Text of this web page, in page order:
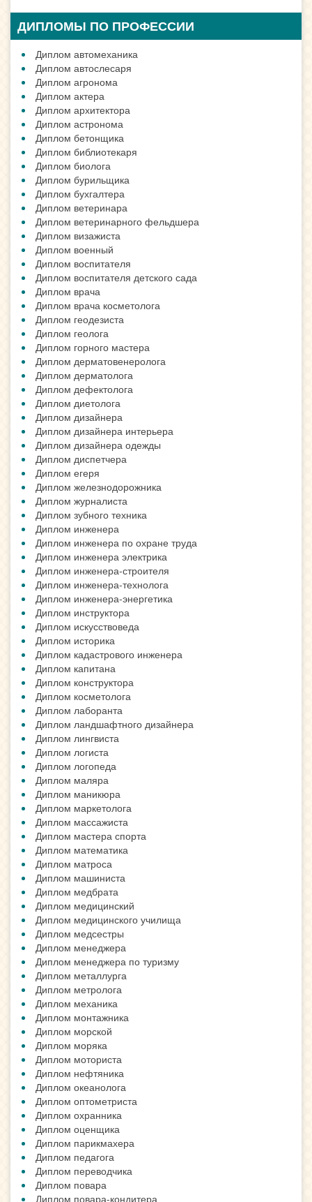
ДИПЛОМЫ ПО ПРОФЕССИИ
Диплом автомеханика
Диплом автослесаря
Диплом агронома
Диплом актера
Диплом архитектора
Диплом астронома
Диплом бетонщика
Диплом библиотекаря
Диплом биолога
Диплом бурильщика
Диплом бухгалтера
Диплом ветеринара
Диплом ветеринарного фельдшера
Диплом визажиста
Диплом военный
Диплом воспитателя
Диплом воспитателя детского сада
Диплом врача
Диплом врача косметолога
Диплом геодезиста
Диплом геолога
Диплом горного мастера
Диплом дерматовенеролога
Диплом дерматолога
Диплом дефектолога
Диплом диетолога
Диплом дизайнера
Диплом дизайнера интерьера
Диплом дизайнера одежды
Диплом диспетчера
Диплом егеря
Диплом железнодорожника
Диплом журналиста
Диплом зубного техника
Диплом инженера
Диплом инженера по охране труда
Диплом инженера электрика
Диплом инженера-строителя
Диплом инженера-технолога
Диплом инженера-энергетика
Диплом инструктора
Диплом искусствоведа
Диплом историка
Диплом кадастрового инженера
Диплом капитана
Диплом конструктора
Диплом косметолога
Диплом лаборанта
Диплом ландшафтного дизайнера
Диплом лингвиста
Диплом логиста
Диплом логопеда
Диплом маляра
Диплом маникюра
Диплом маркетолога
Диплом массажиста
Диплом мастера спорта
Диплом математика
Диплом матроса
Диплом машиниста
Диплом медбрата
Диплом медицинский
Диплом медицинского училища
Диплом медсестры
Диплом менеджера
Диплом менеджера по туризму
Диплом металлурга
Диплом метролога
Диплом механика
Диплом монтажника
Диплом морской
Диплом моряка
Диплом моториста
Диплом нефтяника
Диплом океанолога
Диплом оптометриста
Диплом охранника
Диплом оценщика
Диплом парикмахера
Диплом педагога
Диплом переводчика
Диплом повара
Диплом повара-кондитера